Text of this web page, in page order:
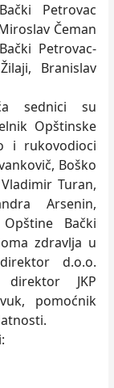
Petrovac
Čeman
Petrovac-
Branislav
sednici su
Opštinske
i rukovodioci
Boško
Turan,
Arsenin,
Bački
zdravlja u
d.o.o.
direktor JKP
pomoćnik